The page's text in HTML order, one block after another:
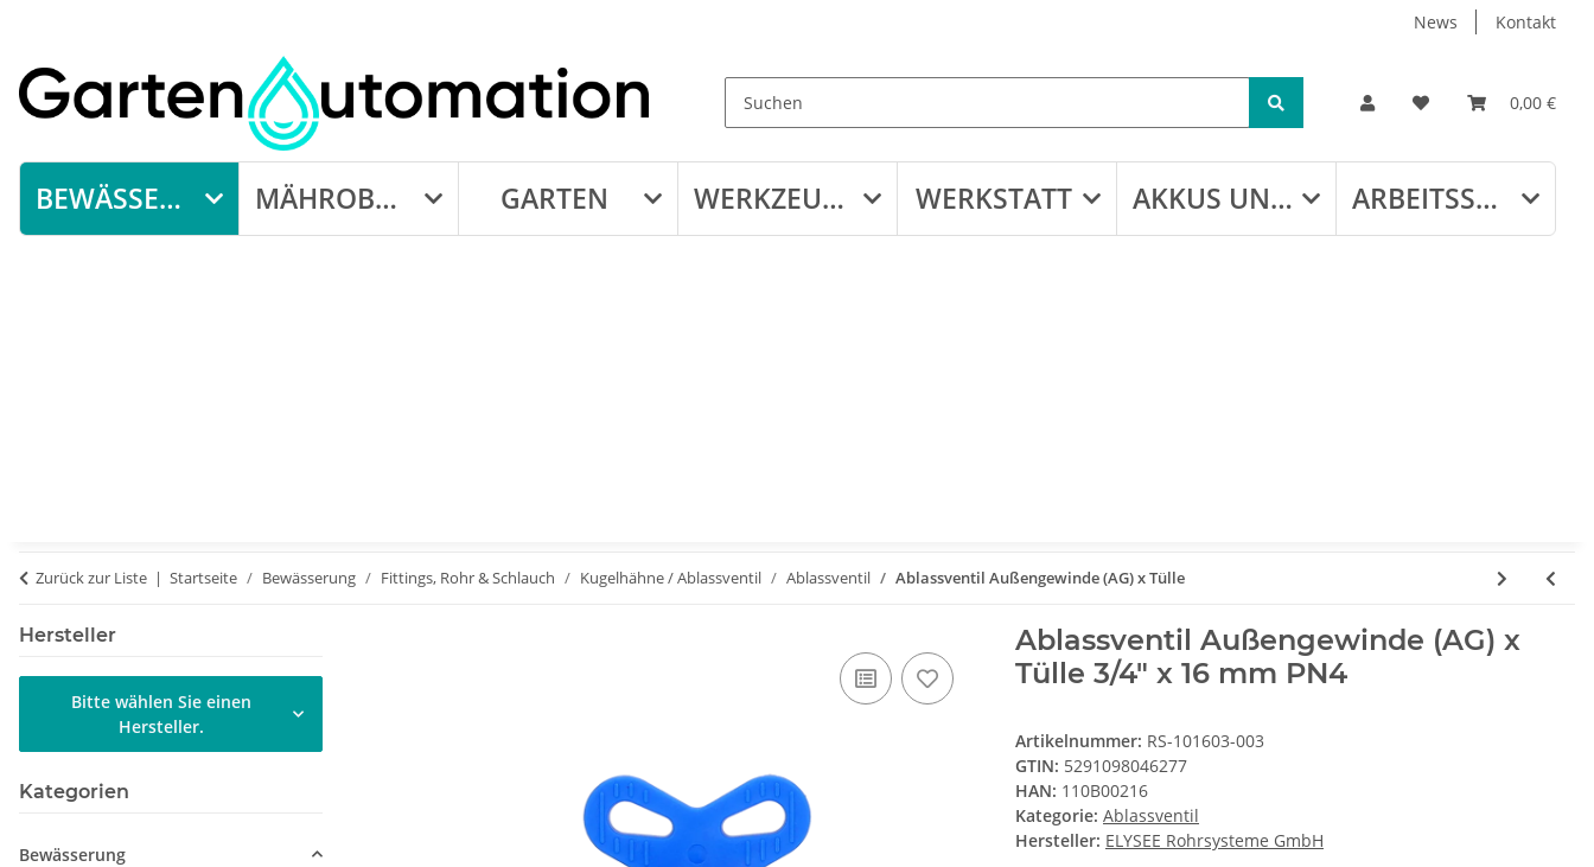
News Kontakt
0,00 €
BEWÄSSERUNG MÄHROBOTER GARTEN WERKZEUGE WERKSTATT AKKUS UND LADEGERÄTE ARBEITSSCHUTZ
Zurück zur Liste Startseite Bewässerung Fittings, Rohr & Schlauch Kugelhähne / Ablassventil Ablassventil Ablassventil Außengewinde (AG) x Tülle
Ablassventil Außengewinde (AG) x
Tülle 3/4" x 16 mm PN4
Artikelnummer: RS-101603-003
GTIN: 5291098046277
HAN: 110B00216
Kategorie: Ablassventil
Hersteller: ELYSEE Rohrsysteme GmbH
Hersteller
Bitte wählen Sie einen
Hersteller.
Kategorien
Bewässerung